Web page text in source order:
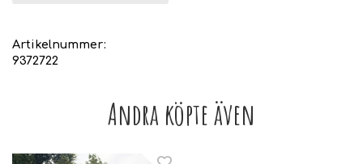
Artikelnummer:
9372722
Andra köpte även